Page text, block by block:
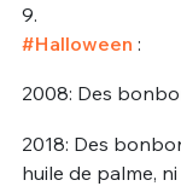
9.
#Halloween :
2008: Des
2018: Des
huile de palme,